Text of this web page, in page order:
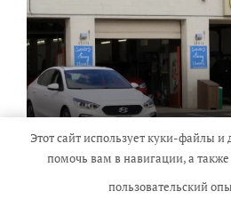
Адреса сервисных
обслуживанию
автомобилей в
Этот сайт использует куки-файлы и
помочь вам в навигации, а
пользовательский